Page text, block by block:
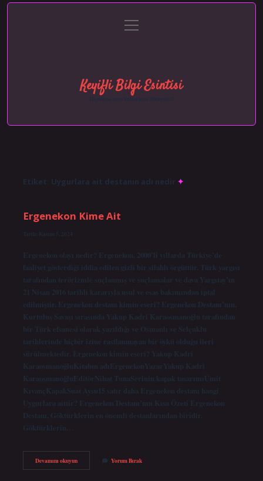
Gizlilik Politikası
menüyü
aç
Keyifli Bilgi Esintisi
Hayatına neşe katan kısa hikayeler!
Etiket: Uygurlara ait destanın adı nedir
Ergenekon Kime Ait
Tarih: Kasım 5, 2024
Ergenekon olayı nedir? Ergenekon, 2000’li yıllarda Türkiye’de
faaliyet gösterdiği iddia edilen gizli bir silahlı örgüttür. Türk yargısı
tarafından terörizmle suçlanmış ve suçlamalar ve dava Yargıtay’ın
21 Nisan 2016 tarihli kararıyla usul ve esas bakımından iptal
edilmiştir. Ergenekon destanı kimin eseri? Ergenekon Destanı’nın,
Kurtuluş Savaşı sırasında Yakup Kadri Karaosmanoğlu tarafından
bir Türk efsanesi olarak yazıldığı ve Osmanlı ve Selçuklu
tarihlerinde hiçbir izine rastlanmayan bir öykü olduğu ileri
sürülmektedir. Ergenekon kimin eseri? Yakup Kadri
KaraosmanoğluKitabın adıErgenekonYazarYakup Kadri
KaraosmanoğluEditörNihat TunaSerinin kapak tasarımıÜmit
KıvançKapakSuat Aysu15 satır daha Ergenekon destanı hangi
Uygurlara aittir? Ergenekon Destanı’nın Kısa Özeti Ergenekon
Destanı, Göktürklerin en önemli destanlarından biridir.
Göktürklerin…
Devamını okuyunErgenekon
Kime
Yorum Bırak